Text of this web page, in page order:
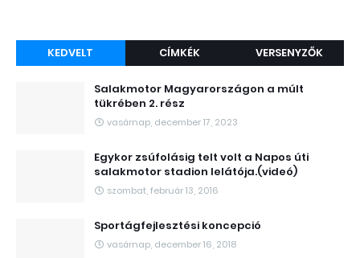
KEDVELT CÍMKÉK VERSENYZŐK
Salakmotor Magyarországon a múlt
tükrében 2. rész
vasárnap, december 17, 2023
Egykor zsúfolásig telt volt a Napos úti
salakmotor stadion lelátója.(videó)
szombat, február 13, 2016
Sportágfejlesztési koncepció
vasárnap, december 16, 2018